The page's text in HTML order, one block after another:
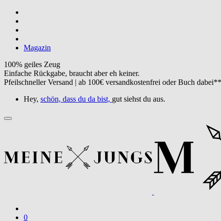
Magazin
100% geiles Zeug
Einfache Rückgabe, braucht aber eh keiner.
Pfeilschneller Versand | ab 100€ versandkostenfrei oder Buch
Hey, schön, dass du da bist, gut siehst du aus.
0